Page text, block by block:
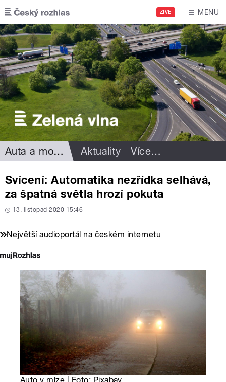
Přejít k hlavnímu obsahu
ŽIVĚ MENU
Auta a motorismus Aktuality Více…
Svícení: Automatika nezřídka selhává,
za špatná světla hrozí pokuta
13. listopad 2020 15:46
Největší audioportál na českém internetu